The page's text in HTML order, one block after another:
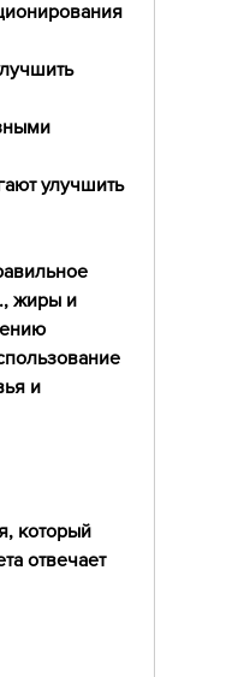
улучшить
жиры и
и
который
отвечает